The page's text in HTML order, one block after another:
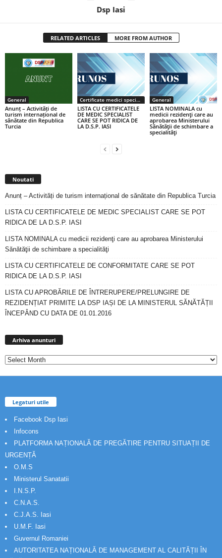
Dsp Iasi
RELATED ARTICLES MORE FROM AUTHOR
General
Anunț – Activități de
turism internațional de
sănătate din Republica
Turcia
Certificate medici specialiști / primari
LISTA CU CERTIFICATELE
DE MEDIC SPECIALIST
CARE SE POT RIDICA DE
LA D.S.P. IASI
General
LISTA NOMINALA cu
medicii rezidenţi care au
aprobarea Ministerului
Sănătăţii de schimbare a
specialităţi
Noutati
Anunț – Activități de turism internațional de sănătate din Republica Turcia
LISTA CU CERTIFICATELE DE MEDIC SPECIALIST CARE SE POT
RIDICA DE LA D.S.P. IASI
LISTA NOMINALA cu medicii rezidenţi care au aprobarea Ministerului
Sănătăţii de schimbare a specialităţi
LISTA CU CERTIFICATELE DE CONFORMITATE CARE SE POT
RIDICA DE LA D.S.P. IASI
LISTA CU APROBĂRILE DE ÎNTRERUPERE/PRELUNGIRE DE
REZIDENȚIAT PRIMITE LA DSP IAȘI DE LA MINISTERUL SĂNĂTĂȚII
ÎNCEPÂND CU DATA DE 01.01.2016
Arhiva anunturi
Legaturi utile
Facebook Dsp Iasi
Infocons
PLATFORMA NAȚIONALĂ DE PREGĂTIRE PENTRU SITUAȚII DE
URGENȚĂ
O.M.S
Ministerul Sanatatii
I.N.S.P.
C.N.A.S.
C.J.A.S. Iasi
U.M.F. Iasi
Guvernul Romaniei
AUTORITATEA NAȚIONALĂ DE MANAGEMENT AL CALITĂȚII ÎN